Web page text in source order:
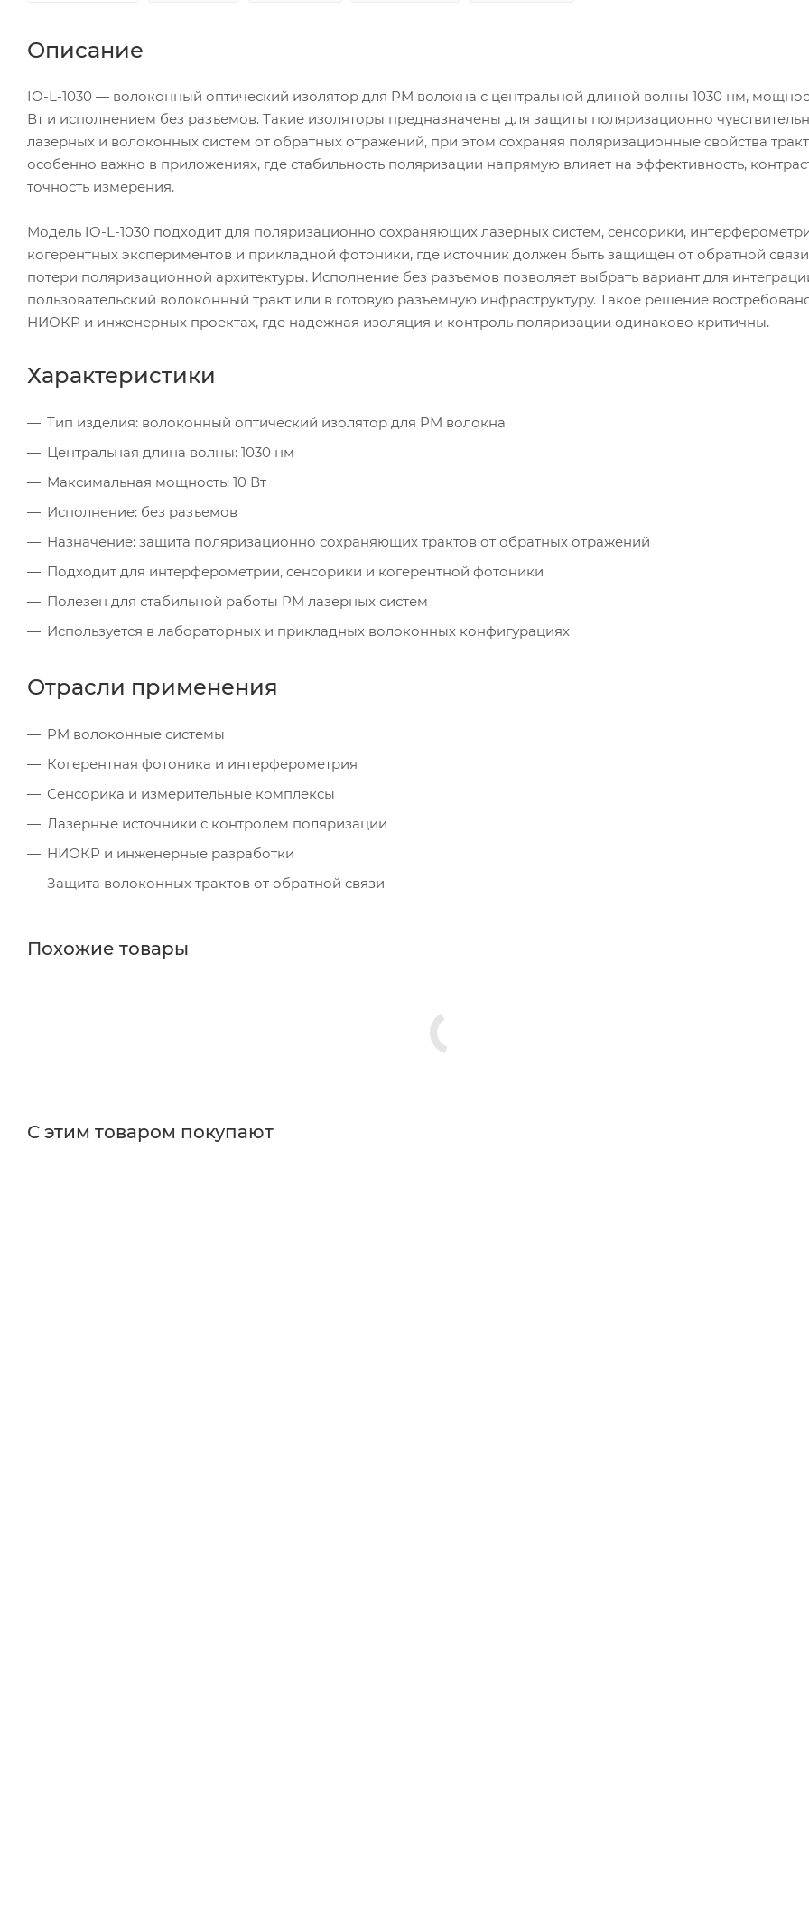
Описание
IO-L-1030 — волоконный оптический изолятор для PM волокна с центральной длиной волны 1030 нм,
Вт и исполнением без разъемов. Такие изоляторы предназначены для защиты поляризационно
лазерных и волоконных систем от обратных отражений, при этом сохраняя поляризационные свойства
особенно важно в приложениях, где стабильность поляризации напрямую влияет на эффективность,
точность измерения.
Модель IO-L-1030 подходит для поляризационно сохраняющих лазерных систем, сенсорики,
когерентных экспериментов и прикладной фотоники, где источник должен быть защищен от обратной
потери поляризационной архитектуры. Исполнение без разъемов позволяет выбрать вариант для
пользовательский волоконный тракт или в готовую разъемную инфраструктуру. Такое решение
НИОКР и инженерных проектах, где надежная изоляция и контроль поляризации одинаково критичны.
Характеристики
Тип изделия: волоконный оптический изолятор для PM волокна
Центральная длина волны: 1030 нм
Максимальная мощность: 10 Вт
Исполнение: без разъемов
Назначение: защита поляризационно сохраняющих трактов от обратных отражений
Подходит для интерферометрии, сенсорики и когерентной фотоники
Полезен для стабильной работы PM лазерных систем
Используется в лабораторных и прикладных волоконных конфигурациях
Отрасли применения
PM волоконные системы
Когерентная фотоника и интерферометрия
Сенсорика и измерительные комплексы
Лазерные источники с контролем поляризации
НИОКР и инженерные разработки
Защита волоконных трактов от обратной связи
Похожие товары
С этим товаром покупают